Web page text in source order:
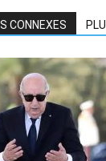
CONNEXES